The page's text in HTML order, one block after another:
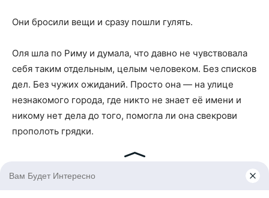
Они бросили вещи и сразу пошли гулять.
Оля шла по Риму и думала, что давно не чувствовала
себя таким отдельным, целым человеком. Без списков
дел. Без чужих ожиданий. Просто она — на улице
незнакомого города, где никто не знает её имени и
никому нет дела до того, помогла ли она свекрови
прополоть грядки.
Телефон она поставила на беззвучный. Но сообщения